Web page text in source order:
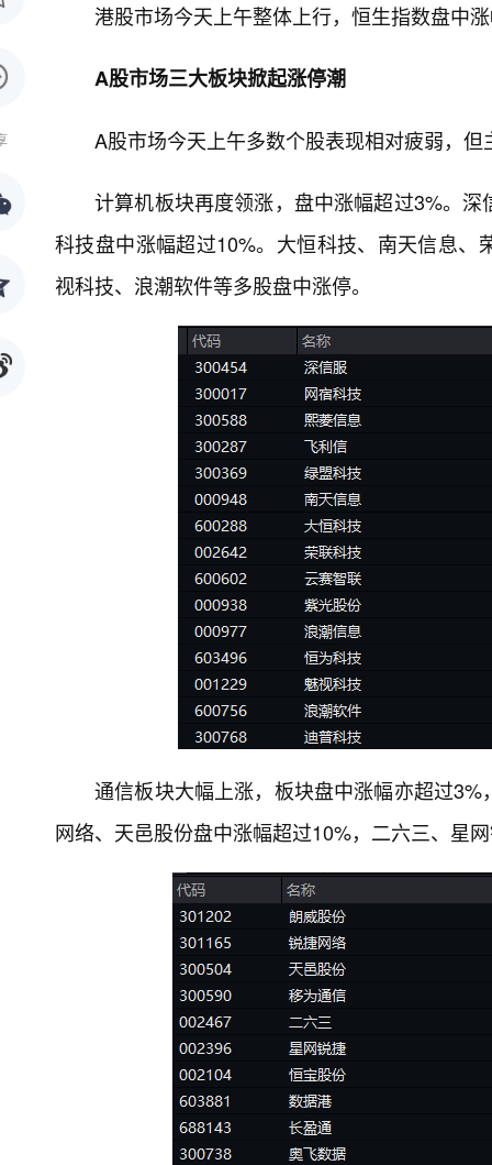
港股市场今天上午整体上行，恒生指数盘中
A股市场三大板块掀起涨停潮
A股市场今天上午多数个股表现相对疲弱，
计算机板块再度领涨，盘中涨幅超过3%。
科技盘中涨幅超过10%。大恒科技、南天信息
视科技、浪潮软件等多股盘中涨停。
通信板块大幅上涨，板块盘中涨幅亦超过
网络、天邑股份盘中涨幅超过10%，二六三、星